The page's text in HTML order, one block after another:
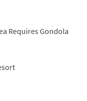
Requires Gondola